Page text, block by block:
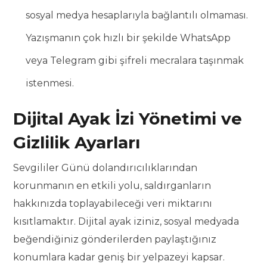
sosyal medya hesaplarıyla bağlantılı olmaması.
Yazışmanın çok hızlı bir şekilde WhatsApp
veya Telegram gibi şifreli mecralara taşınmak
istenmesi.
Dijital Ayak İzi Yönetimi ve
Gizlilik Ayarları
Sevgililer Günü dolandırıcılıklarından
korunmanın en etkili yolu, saldırganların
hakkınızda toplayabileceği veri miktarını
kısıtlamaktır. Dijital ayak iziniz, sosyal medyada
beğendiğiniz gönderilerden paylaştığınız
konumlara kadar geniş bir yelpazeyi kapsar.